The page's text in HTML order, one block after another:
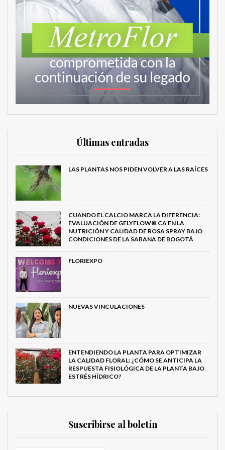
Últimas entradas
LAS PLANTAS NOS PIDEN VOLVER A LAS RAÍCES
CUANDO EL CALCIO MARCA LA DIFERENCIA:
EVALUACIÓN DE GELYFLOW® CA EN LA
NUTRICIÓN Y CALIDAD DE ROSA SPRAY BAJO
CONDICIONES DE LA SABANA DE BOGOTÁ
FLORIEXPO
NUEVAS VINCULACIONES
ENTENDIENDO LA PLANTA PARA OPTIMIZAR
LA CALIDAD FLORAL: ¿CÓMO SE ANTICIPA LA
RESPUESTA FISIOLÓGICA DE LA PLANTA BAJO
ESTRÉS HÍDRICO?
Suscribirse al boletín